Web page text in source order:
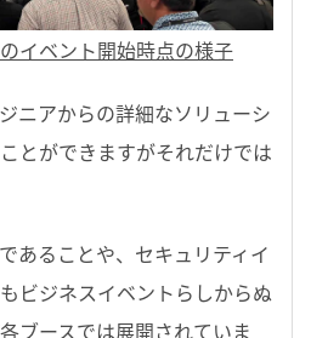
イベント開始時点の様子
ニアからの詳細なソリューシ
とができますがそれだけでは
あることや、セキュリティイ
ビジネスイベントらしからぬ
ブースでは展開されていま